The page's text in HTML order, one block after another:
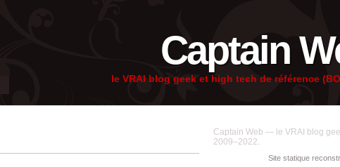
Captain
le VRAI blog geek et high tech de référence
Captain Web — le VRAI blog
2009–2022.
Site statique